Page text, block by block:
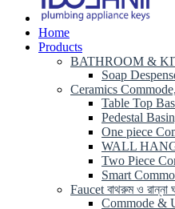
Home
Products
BATHROOM &
Soap
Ceramics
Table Top
Pedestal
One piece
WALL
Two Piece
Smart
Faucet বাথরুম ও রান্না
Commode &